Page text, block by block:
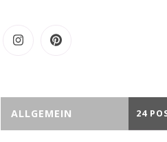
ALLGEMEIN 24